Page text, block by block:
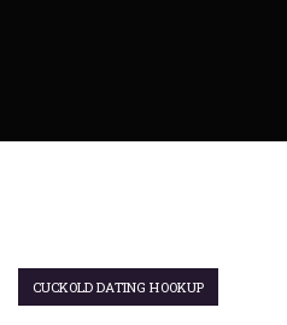
CUCKOLD DATING HOOKUP